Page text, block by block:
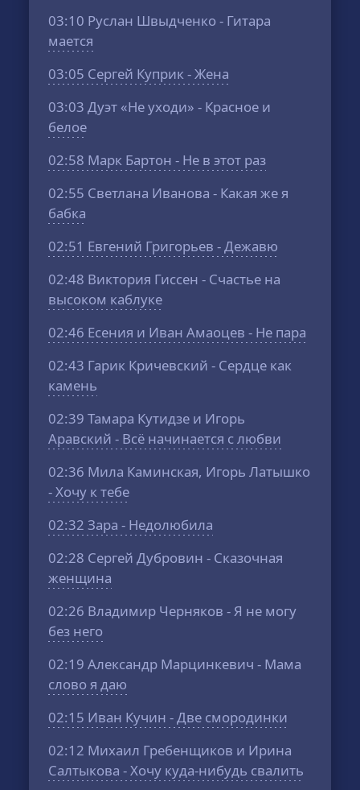
03:10 Руслан Швыдченко - Гитара
мается
03:05 Сергей Куприк - Жена
03:03 Дуэт «Не уходи» - Красное и
белое
02:58 Марк Бартон - Не в этот раз
02:55 Светлана Иванова - Какая же я
бабка
02:51 Евгений Григорьев - Дежавю
02:48 Виктория Гиссен - Счастье на
высоком каблуке
02:46 Есения и Иван Амаоцев - Не пара
02:43 Гарик Кричевский - Сердце как
камень
02:39 Тамара Кутидзе и Игорь
Аравский - Всё начинается с любви
02:36 Мила Каминская, Игорь Латышко
- Хочу к тебе
02:32 Зара - Недолюбила
02:28 Сергей Дубровин - Сказочная
женщина
02:26 Владимир Черняков - Я не могу
без него
02:19 Александр Марцинкевич - Мама
слово я даю
02:15 Иван Кучин - Две смородинки
02:12 Михаил Гребенщиков и Ирина
Салтыкова - Хочу куда-нибудь свалить